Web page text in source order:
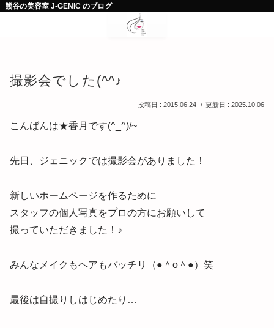
熊谷の美容室 J-GENIC のブログ
撮影会でした(^^♪
2015.06.24 2025.10.06
こんばんは★香月です(^_^)/~
先日、ジェニックでは撮影会がありました！
新しいホームページを作るために
スタッフの個人写真をプロの方にお願いして
撮っていただきました！♪
みんなメイクもヘアもバッチリ（●＾o＾●）笑
最後は自撮りしはじめたり…